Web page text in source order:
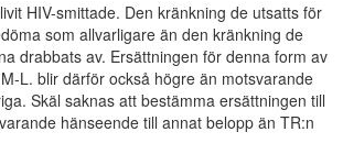
HIV-smittade. Den kränkning de utsatts för
som allvarligare än den kränkning de
drabbats av. Ersättningen för denna form av
L. blir därför också högre än motsvarande
Skäl saknas att bestämma ersättningen till
hänseende till annat belopp än TR:n